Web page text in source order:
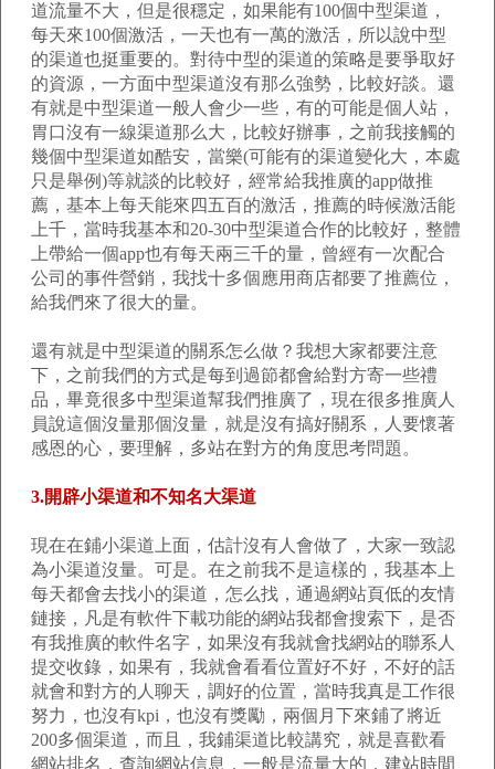
道流量不大，但是很穩定，如果能有100個中型渠道，
每天來100個激活，一天也有一萬的激活，所以說中型
的渠道也挺重要的。對待中型的渠道的策略是要爭取好
的資源，一方面中型渠道沒有那么強勢，比較好談。還
有就是中型渠道一般人會少一些，有的可能是個人站，
胃口沒有一線渠道那么大，比較好辦事，之前我接觸的
幾個中型渠道如酷安，當樂(可能有的渠道變化大，本處
只是舉例)等就談的比較好，經常給我推廣的app做推
薦，基本上每天能來四五百的激活，推薦的時候激活能
上千，當時我基本和20-30中型渠道合作的比較好，整體
上帶給一個app也有每天兩三千的量，曾經有一次配合
公司的事件營銷，我找十多個應用商店都要了推薦位，
給我們來了很大的量。
還有就是中型渠道的關系怎么做？我想大家都要注意
下，之前我們的方式是每到過節都會給對方寄一些禮
品，畢竟很多中型渠道幫我們推廣了，現在很多推廣人
員說這個沒量那個沒量，就是沒有搞好關系，人要懷著
感恩的心，要理解，多站在對方的角度思考問題。
3.開辟小渠道和不知名大渠道
現在在鋪小渠道上面，估計沒有人會做了，大家一致認
為小渠道沒量。可是。在之前我不是這樣的，我基本上
每天都會去找小的渠道，怎么找，通過網站頁低的友情
鏈接，凡是有軟件下載功能的網站我都會搜索下，是否
有我推廣的軟件名字，如果沒有我就會找網站的聯系人
提交收錄，如果有，我就會看看位置好不好，不好的話
就會和對方的人聊天，調好的位置，當時我真是工作很
努力，也沒有kpi，也沒有獎勵，兩個月下來鋪了將近
200多個渠道，而且，我鋪渠道比較講究，就是喜歡看
網站排名，查詢網站信息，一般是流量大的，建站時間